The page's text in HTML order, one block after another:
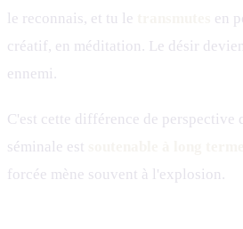
le reconnais, et tu le
en
créatif, en méditation. Le désir
ennemi.
C'est cette différence de
séminale est
forcée mène souvent à l'explosion.